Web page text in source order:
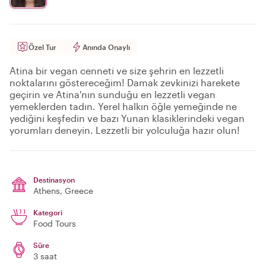
Özel Tur Anında Onaylı
Atina bir vegan cenneti ve size şehrin en lezzetli
noktalarını göstereceğim! Damak zevkinizi harekete
geçirin ve Atina'nın sunduğu en lezzetli vegan
yemeklerden tadın. Yerel halkın öğle yemeğinde ne
yediğini keşfedin ve bazı Yunan klasiklerindeki vegan
yorumları deneyin. Lezzetli bir yolculuğa hazır olun!
Destinasyon
Athens, Greece
Kategori
Food Tours
Süre
3 saat